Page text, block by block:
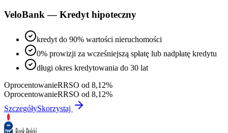
VeloBank — Kredyt hipoteczny
kredyt do 90% wartości nieruchomości
0% prowizji za wcześniejszą spłatę lub nadpłatę kredytu
długi okres kredytowania do 30 lat
OprocentowanieRRSO od 8,12%
OprocentowanieRRSO od 8,12%
SzczegółySkorzystaj